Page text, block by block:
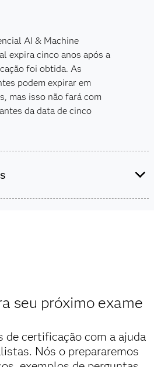
AI & Machine
expira cinco anos após a
foi obtida. As
podem expirar em
mas isso não fará com
da data de cinco
descontos acadêmicos
seu próximo exame
de certificação com a ajuda
Nós o prepararemos